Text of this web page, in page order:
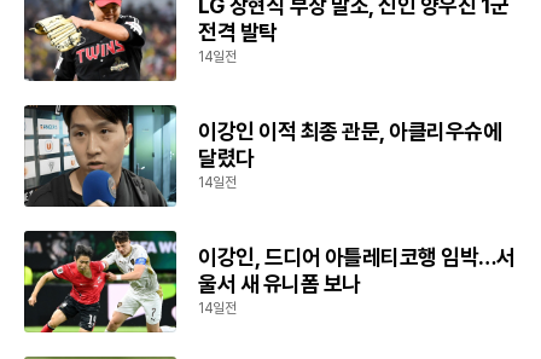
LG 장현식 부상 말소, 신인 양우진 1군
전격 발탁
14일전
이강인 이적 최종 관문, 아클리우슈에
달렸다
14일전
이강인, 드디어 아틀레티코행 임박…서
울서 새 유니폼 보나
14일전